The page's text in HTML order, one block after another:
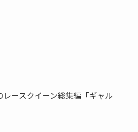
ースクイーン総集編「ギャル